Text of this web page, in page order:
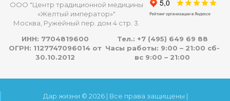
ООО "Центр традиционной медицины
«Желтый император»"
Москва, Ружейный пер. дом 4 стр. 3.
ИНН: 7704819600
ОГРН: 1127747096014 от
30.10.2012
Тел.: +7 (495) 649 69 88
Часы работы: 9:00 – 21:00 сб-
вс 9:00 – 21:00
Дар жизни © 2026 | Все права защищены |